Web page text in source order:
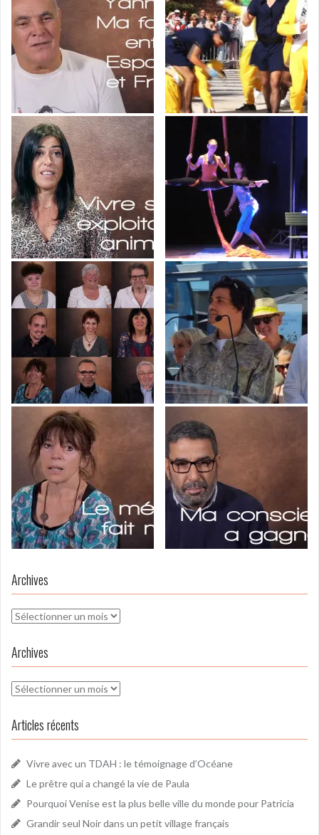
Archives
Archives
Archives
Archives
Articles récents
Vivre avec un TDAH : le témoignage d’Océane
Le prêtre qui a changé la vie de Paula
Pourquoi Venise est la plus belle ville du monde pour Patricia
Grandir seul Noir dans un petit village français